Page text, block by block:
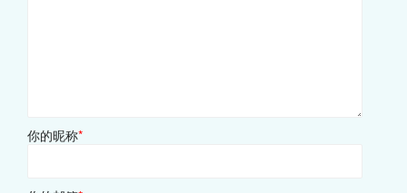
你的昵称*